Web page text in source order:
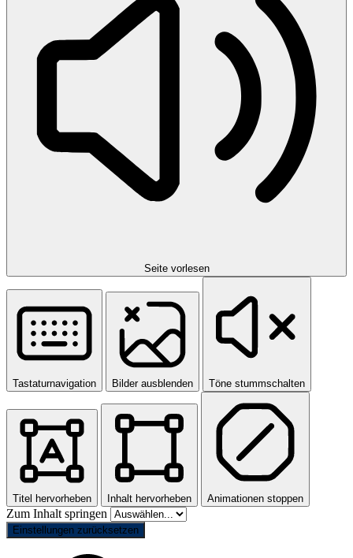
Seite vorlesen
Tastaturnavigation Bilder ausblenden Töne stummschalten
Titel hervorheben Inhalt hervorheben Animationen stoppen
Zum Inhalt springen
Einstellungen zurücksetzen